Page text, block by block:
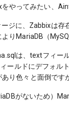
やってみたい、
ジに、Zabbixは存
りMariaDB（
は、textフィー
ールドにデフォル
あり色々と面倒で
がないため）